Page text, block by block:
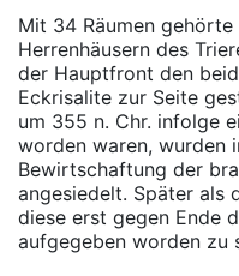
Mit 34 Räumen
Herrenhäusern des
der Hauptfront den
Eckrisalite zur Seite
um 355 n. Chr. infolge
worden waren, wurden
Bewirtschaftung der
angesiedelt. Später als
diese erst gegen Ende
aufgegeben worden zu